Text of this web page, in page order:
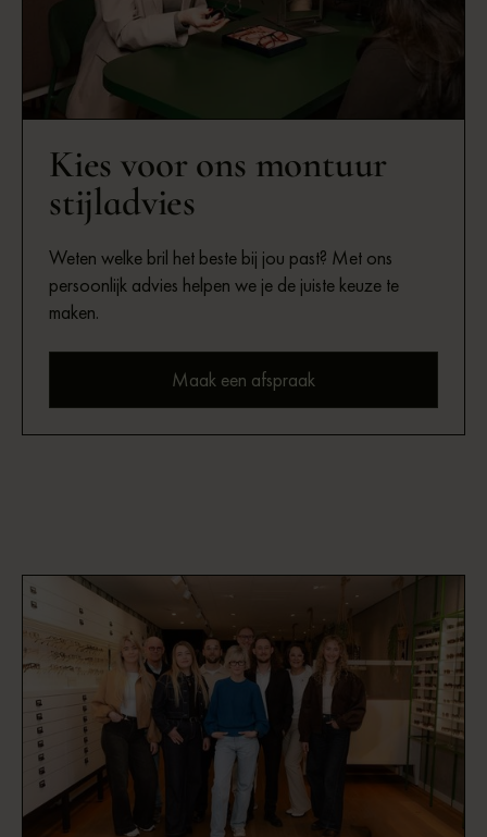
Kies voor ons montuur
stijladvies
Weten welke bril het beste bij jou past? Met ons
persoonlijk advies helpen we je de juiste keuze te
maken.
Maak een afspraak